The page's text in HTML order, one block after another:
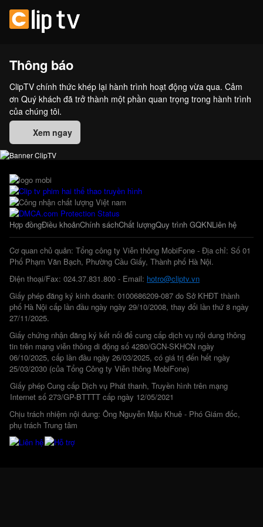
Thông báo
ClipTV chính thức khép lại hành trình hoạt động vừa qua. Cảm
ơn Quý khách đã trở thành một phần quan trọng trong hành trình
của chúng tôi.
Xem ngay
Hợp đồngĐiều khoảnChính sáchChất lượngQuy trình GQKNLiên hệ
Cơ quan chủ quản: Tổng công ty Viễn thông MobiFone - Địa chỉ: Số 01
Phố Phạm Văn Bạch, Phường Cầu Giấy, Thành phố Hà Nội.
Điện thoại/Fax: 024.37.831.800 - Email: hotro@cliptv.vn
Giấy phép đăng ký kinh doanh: 0100686209-087 do Sở KHĐT thành
phố Hà Nội cấp lần đầu ngày ngày 29/10/2008, thay đổi lần thứ 8 ngày
27/11/2025.
Giấy chứng nhận đăng ký kết nối để cung cấp dịch vụ nội dung thông
tin trên mạng viễn thông di động số 4280/GCN-SKHCN ngày
06/10/2025, cấp lần đầu ngày 26/03/2025, có giá trị đến hết ngày
25/03/2030 (của Tổng Công ty Viễn thông MobiFone)
Giấy phép Cung cấp Dịch vụ Phát thanh, Truyền hình trên mạng
Internet số 273/GP-BTTTT cấp ngày 12/05/2021
Chịu trách nhiệm nội dung: Ông Nguyễn Mậu Khuê - Phó Giám đốc,
phụ trách Trung tâm